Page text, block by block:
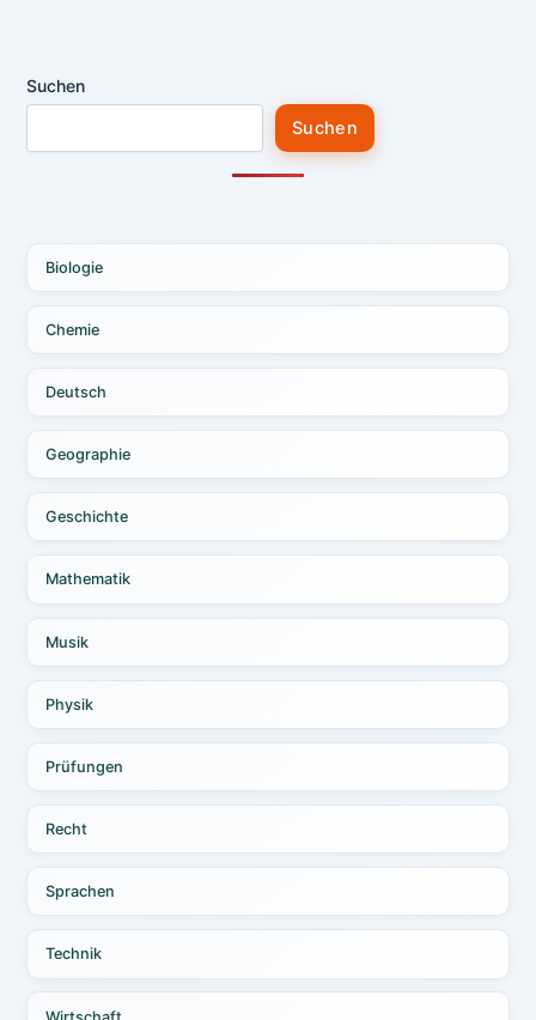
Suchen
Suchen
Biologie
Chemie
Deutsch
Geographie
Geschichte
Mathematik
Musik
Physik
Prüfungen
Recht
Sprachen
Technik